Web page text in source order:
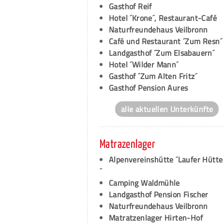
Gasthof Reif
Hotel ´Krone´, Restaurant-Café
Naturfreundehaus Veilbronn
Café und Restaurant ´Zum Resn´
Landgasthof ´Zum Elsabauern´
Hotel ´Wilder Mann´
Gasthof ´Zum Alten Fritz´
Gasthof Pension Aures
alle aktuellen Unterkünfte
Matrazenlager
Alpenvereinshütte ´Laufer Hütte
´
Camping Waldmühle
Landgasthof Pension Fischer
Naturfreundehaus Veilbronn
Matratzenlager Hirten-Hof